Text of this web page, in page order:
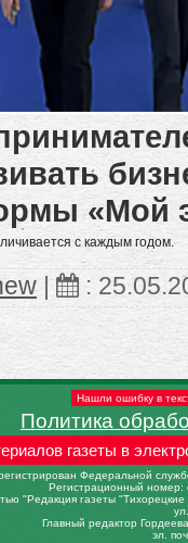
«Мой
с каждым годом.
| :
Нашли ошибку в
Политика
газеты в
Федеральной
Регистрационный
"Редакция газеты
Главный редактор
эл.